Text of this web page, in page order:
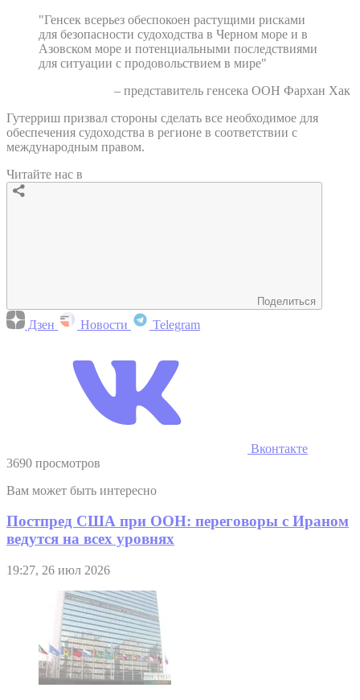
"Генсек всерьез обеспокоен растущими рисками
для безопасности судоходства в Черном море и в
Азовском море и потенциальными последствиями
для ситуации с продовольствием в мире"
– представитель генсека ООН Фархан Хак
Гутерриш призвал стороны сделать все необходимое для
обеспечения судоходства в регионе в соответствии с
международным правом.
Читайте нас в
Поделиться
Дзен Новости Telegram
Вконтакте
3690 просмотров
Вам может быть интересно
Постпред США при ООН: переговоры с Ираном
ведутся на всех уровнях
19:27, 26 июл 2026